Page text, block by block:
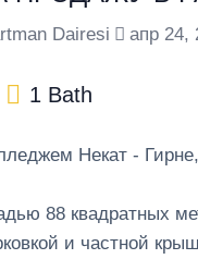
Dairesi апр 24,
1 Bath
Некат -
88 квадратных
и частной